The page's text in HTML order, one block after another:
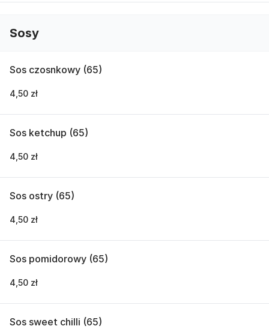
Sosy
Sos czosnkowy (65)
4,50 zł
Sos ketchup (65)
4,50 zł
Sos ostry (65)
4,50 zł
Sos pomidorowy (65)
4,50 zł
Sos sweet chilli (65)